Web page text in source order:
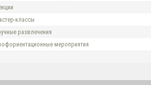
классы
развлечения
мероприятия